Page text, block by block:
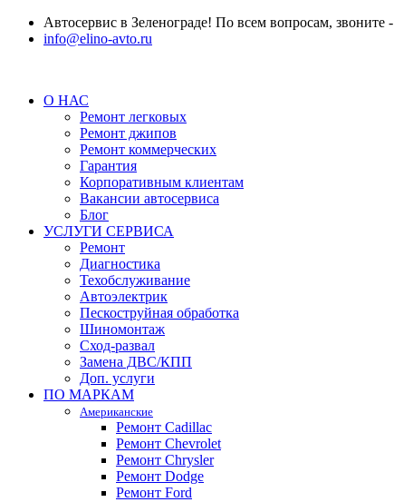
Автосервис в Зеленограде! По всем вопросам, звоните -
info@elino-avto.ru
О НАС
Ремонт легковых
Ремонт джипов
Ремонт коммерческих
Гарантия
Корпоративным клиентам
Вакансии автосервиса
Блог
УСЛУГИ СЕРВИСА
Ремонт
Диагностика
Техобслуживание
Автоэлектрик
Пескоструйная обработка
Шиномонтаж
Сход-развал
Замена ДВС/КПП
Доп. услуги
ПО МАРКАМ
Американские
Ремонт Cadillac
Ремонт Chevrolet
Ремонт Chrysler
Ремонт Dodge
Ремонт Ford